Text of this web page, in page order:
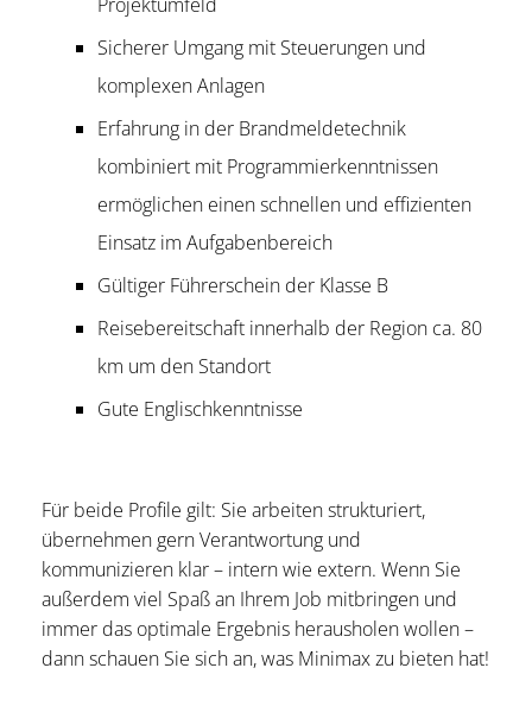
Sicherer Umgang mit Steuerungen und
komplexen Anlagen
Erfahrung in der Brandmeldetechnik
kombiniert mit Programmierkenntnissen
ermöglichen einen schnellen und effizienten
Einsatz im Aufgabenbereich
Gültiger Führerschein der Klasse B
Reisebereitschaft innerhalb der Region ca. 80
km um den Standort
Gute Englischkenntnisse
Für beide Profile gilt: Sie arbeiten strukturiert,
übernehmen gern Verantwortung und
kommunizieren klar – intern wie extern. Wenn Sie
außerdem viel Spaß an Ihrem Job mitbringen und
immer das optimale Ergebnis herausholen wollen –
dann schauen Sie sich an, was Minimax zu bieten hat!